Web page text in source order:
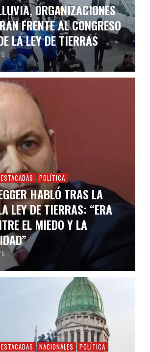
ORGANIZACIONES
FRENTE AL CONGRESO
LA LEY DE TIERRAS
POLÍTICA
HABLÓ TRAS LA
LEY DE TIERRAS: “ERA
EL MIEDO Y LA
NACIONALES POLÍTICA